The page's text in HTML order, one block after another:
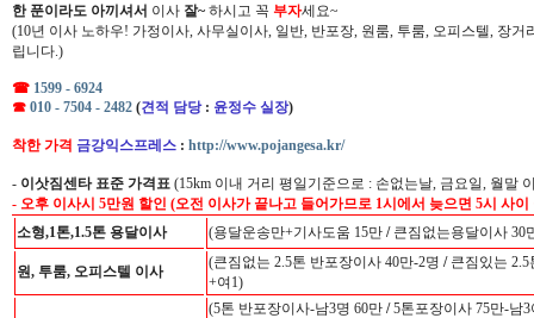
한 푼이라도 아끼셔서 이사 잘~ 하시고 꼭 부자세요~
(10년 이사 노하우! 가정이사, 사무실이사, 일반, 반포장, 원룸, 투룸, 오피스텔, 장
립니다.)
☎ 1599 - 6924
☎ 010 - 7504 - 2482 (견적 담당 : 윤정수 실장)
착한 가격 금강익스프레스 : http://www.pojangesa.kr/
- 이삿짐센타 표준 가격표 (15km 이내 거리 평일기준으로 : 손없는날, 금요일, 월말
- 오후 이사시 5만원 할인 (오전 이사가 끝나고 들어가므로 1시에서 늦으면 5시 사
소형,1톤,1.5톤 용달이사
(용달운송만+기사도움 15만 /큰짐없는용달이사 30
원, 투룸, 오피스텔 이사
(큰짐없는 2.5톤 반포장이사 40만-2명 /큰짐있는 2.5
+여1)
(5톤 반포장이사-남3명 60만 /5톤포장이사 75만-남3